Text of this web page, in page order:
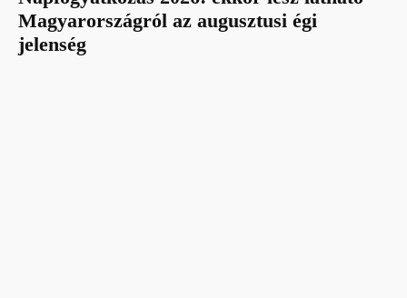
Magyarországról az augusztusi égi
jelenség